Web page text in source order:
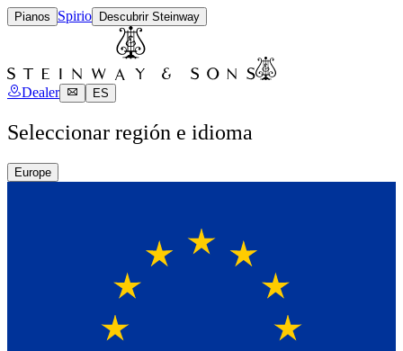
Pianos Spirio Descubrir Steinway
Dealer ES
Seleccionar región e idioma
Europe